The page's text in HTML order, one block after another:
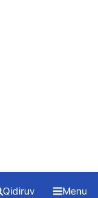
Qidiruv Menu